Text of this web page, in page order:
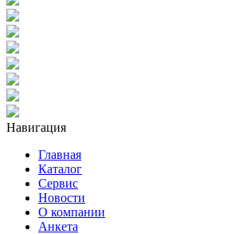
Навигация
Главная
Каталог
Сервис
Новости
О компании
Анкета